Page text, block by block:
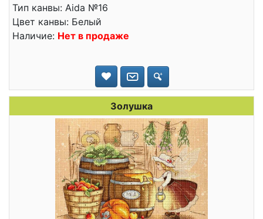
Тип канвы: Aida №16
Цвет канвы: Белый
Наличие: Нет в продаже
Золушка